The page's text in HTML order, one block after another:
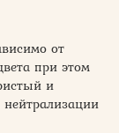
от
при этом
и